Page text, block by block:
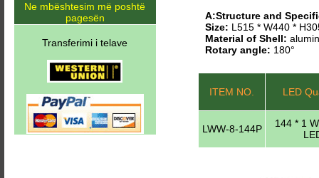
A:Structure and
Size: L515 * W440 *
Material of Shell:
Rotary angle: 180°
ITEM NO. LED
LWW-8-144P
144 * 1
Ne mbështesim më poshtë
pagesën
Transferimi i telave